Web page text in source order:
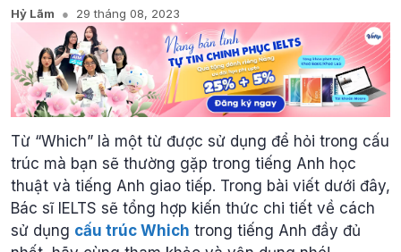
Hỷ Lãm 29 tháng 08, 2023
Từ “Which” là một từ được sử dụng để hỏi trong cấu
trúc mà bạn sẽ thường gặp trong tiếng Anh học
thuật và tiếng Anh giao tiếp. Trong bài viết dưới đây,
Bác sĩ IELTS sẽ tổng hợp kiến thức chi tiết về cách
sử dụng cấu trúc Which trong tiếng Anh đầy đủ